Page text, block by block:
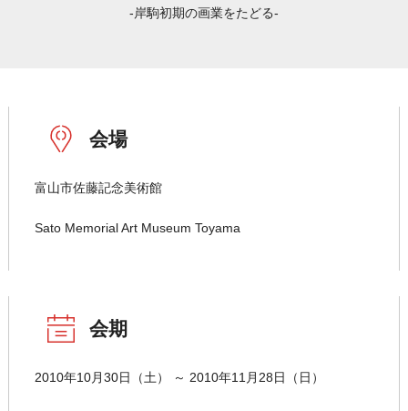
-岸駒初期の画業をたどる-
会場
富山市佐藤記念美術館
Sato Memorial Art Museum Toyama
会期
2010年10月30日（土） ～ 2010年11月28日（日）